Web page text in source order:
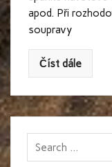
apod. Při
soupravy
Číst dále